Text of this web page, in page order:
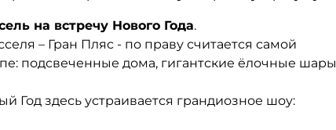
на встречу Нового Года.
– Гран Пляс - по праву считается самой
подсвеченные дома, гигантские ёлочные шары
Год здесь устраивается грандиозное шоу: